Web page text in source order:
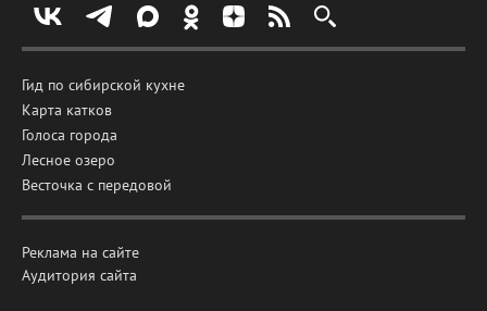
Гид по сибирской кухне
Карта катков
Голоса города
Лесное озеро
Весточка с передовой
Реклама на сайте
Аудитория сайта